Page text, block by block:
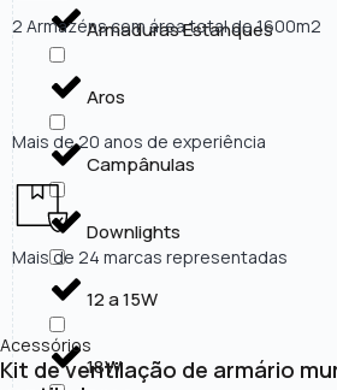
Armaduras Estanques
Aros
Campânulas
Downlights
12 a 15W
18W
2 Armazéns com área total de 1600m2
Mais de 20 anos de experiência
Mais de 24 marcas representadas
Acessórios
Kit de ventilação de armário